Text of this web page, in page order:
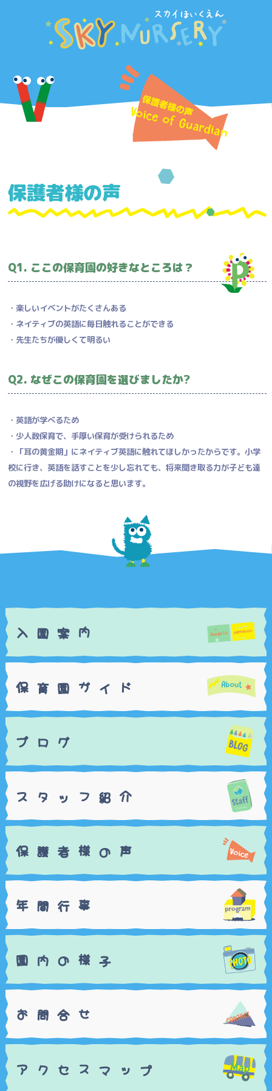
保護者様の声
Q1. ここの保育園の好きなところは？
・楽しいイベントがたくさんある
・ネイティブの英語に毎日触れることができる
・先生たちが優しくて明るい
Q2. なぜこの保育園を選びましたか?
・英語が学べるため
・少人数保育で、手厚い保育が受けられるため
・「耳の黄金期」にネイティブ英語に触れてほしかったからです。小学
校に行き、英語を話すことを少し忘れても、将来聞き取る力が子ども達
の視野を広げる助けになると思います。
入園案 内
保育園 ガ イ ド
ブ ロ グ
ス タ ッ フ紹介
保護者様の 声
年間行事
園 内の様子
お 問合 せ
ア ク セ スマ ップ